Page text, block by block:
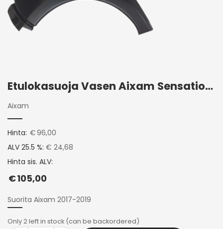
Etulokasuoja Vasen Aixam Sensation 2017+
Aixam
Hinta: €96,00
ALV 25.5 %: € 24,68
Hinta sis. ALV:
€105,00
Suorita Aixam 2017-2019
Only 2 left in stock (can be backordered)